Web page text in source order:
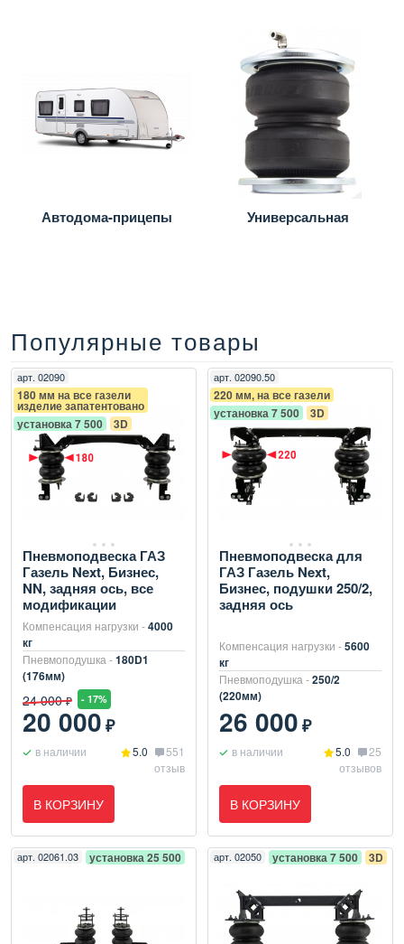
Автодома-прицепы Универсальная
Популярные товары
арт. 02090
180 мм на все газели
изделие запатентовано
установка 7 500
3D
Пневмоподвеска ГАЗ
Газель Next, Бизнес,
NN, задняя ось, все
модификации
Компенсация нагрузки -4000
кг
Пневмоподушка -180D1
(176мм)
24 000 ₽ - 17%
20 000₽
в наличии 5.0
551
отзыв
В КОРЗИНУ
арт. 02090.50
220 мм, на все газели
установка 7 500
3D
Пневмоподвеска для
ГАЗ Газель Next,
Бизнес, подушки 250/2,
задняя ось
Компенсация нагрузки -5600
кг
Пневмоподушка -250/2
(220мм)
26 000₽
в наличии 5.0
25
отзывов
В КОРЗИНУ
арт. 02061.03 установка 25 500 арт. 02050 установка 7 500 3D